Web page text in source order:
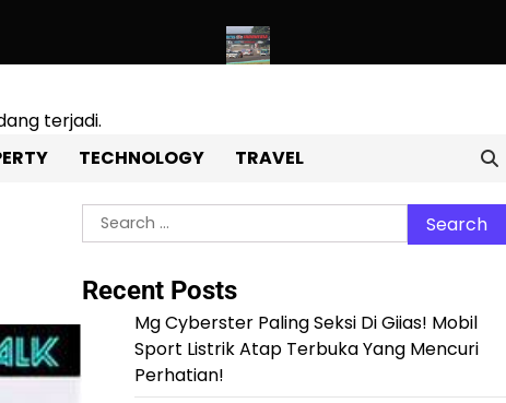
Pemula Adrenalin!
terjadi.
TECHNOLOGY TRAVEL
Search
for:
Recent Posts
Mg Cyberster Paling Seksi Di Giias! Mobil
Sport Listrik Atap Terbuka Yang Mencuri
Perhatian!